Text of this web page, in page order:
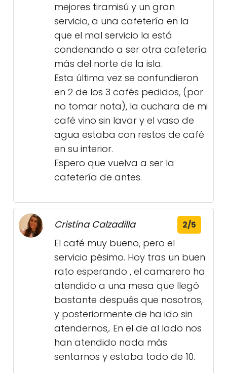
mejores tiramisú y un gran
servicio, a una cafetería en la
que el mal servicio la está
condenando a ser otra cafetería
más del norte de la isla.
Esta última vez se confundieron
en 2 de los 3 cafés pedidos, (por
no tomar nota), la cuchara de mi
café vino sin lavar y el vaso de
agua estaba con restos de café
en su interior.
Espero que vuelva a ser la
cafetería de antes.
Cristina Calzadilla 2/5
El café muy bueno, pero el
servicio pésimo. Hoy tras un buen
rato esperando , el camarero ha
atendido a una mesa que llegó
bastante después que nosotros,
y posteriormente de ha ido sin
atendernos,. En el de al lado nos
han atendido nada más
sentarnos y estaba todo de 10.